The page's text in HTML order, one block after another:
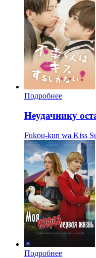
Подробнее
Неудачнику
Fukou-kun wa Kiss
Подробнее